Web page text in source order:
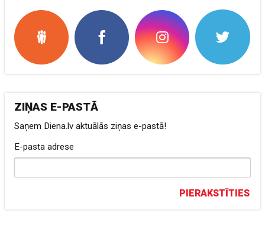
ZIŅAS E-PASTĀ
Saņem Diena.lv aktuālās ziņas e-pastā!
E-pasta adrese
PIERAKSTĪTIES